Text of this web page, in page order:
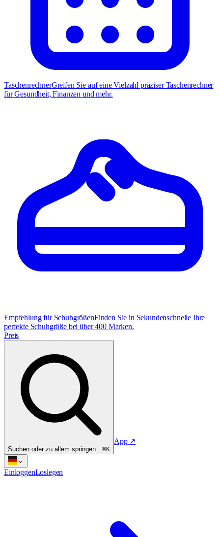
TaschenrechnerGreifen Sie auf eine Vielzahl präziser Taschenrechner
für Gesundheit, Finanzen und mehr.
Empfehlung für SchuhgrößenFinden Sie in Sekundenschnelle Ihre
perfekte Schuhgröße bei über 400 Marken.
Preis
Suchen oder zu allem springen…⌘K
App ↗
EinloggenLoslegen